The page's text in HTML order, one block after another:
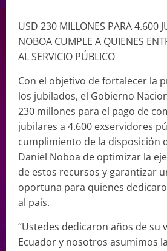
USD 230 MILLONES PARA 4.600
NOBOA CUMPLE A QUIENES
AL SERVICIO PÚBLICO
Con el objetivo de fortalecer la
los jubilados, el Gobierno
230 millones para el pago de
jubilares a 4.600 exservidores
cumplimiento de la disposición
Daniel Noboa de optimizar la
de estos recursos y garantizar
oportuna para quienes
al país.
“Ustedes dedicaron años de su
Ecuador y nosotros asumimos